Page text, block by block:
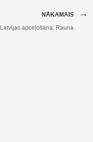
NĀKAMAIS →
Latvijas apceļošana: Rauna